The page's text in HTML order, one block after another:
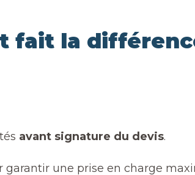
fait la
avant signature du devis.
garantir une prise en charge